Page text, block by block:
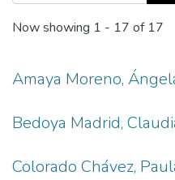
Now showing 1 - 17 of 17
Amaya Moreno,
Bedoya Madrid,
Colorado Chávez,